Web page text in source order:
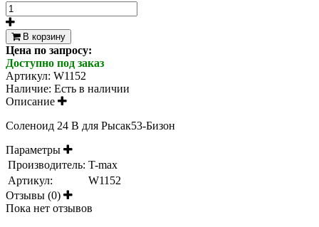
В корзину
Цена по запросу:
Доступно под заказ
Артикул: W1152
Наличие: Есть в наличии
Описание
Соленоид 24 В для Рысак53-Бизон
Параметры
Производитель: T-max
Артикул:
W1152
Отзывы (0)
Пока нет отзывов